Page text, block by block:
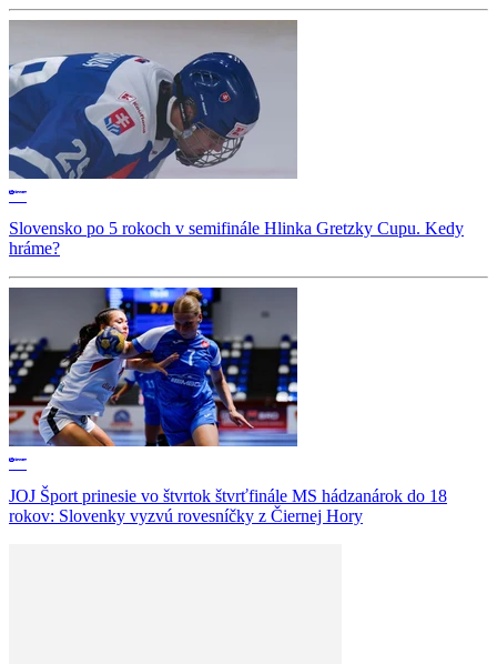
Slovensko po 5 rokoch v semifinále Hlinka Gretzky Cupu. Kedy
hráme?
JOJ Šport prinesie vo štvrtok štvrťfinále MS hádzanárok do 18
rokov: Slovenky vyzvú rovesníčky z Čiernej Hory